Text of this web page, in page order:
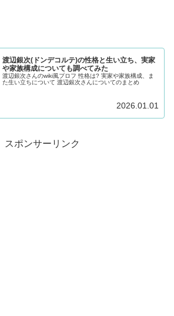
渡辺銀次(ドンデコルテ)の性格と生い立ち、実家
や家族構成についても調べてみた
渡辺銀次さんのwiki風プロフ 性格は? 実家や家族構成、ま
た生い立ちについて 渡辺銀次さんについてのまとめ
2026.01.01
スポンサーリンク